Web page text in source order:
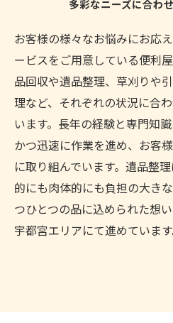
多彩なニーズに合わ
お客様の様々なお悩みにお応
ービスをご用意している便利
品回収や遺品整理、草刈りや
理など、それぞれの状況に合
います。長年の経験と専門知
かつ迅速に作業を進め、お客
に取り組んでいます。遺品整
的にも肉体的にも負担の大き
つひとつの品に込められた想
宇都宮エリアにて進めています